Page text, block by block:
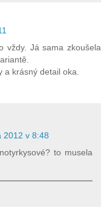
vždy. Já sama zkoušela
krásný detail oka.
2012 v 8:48
to musela